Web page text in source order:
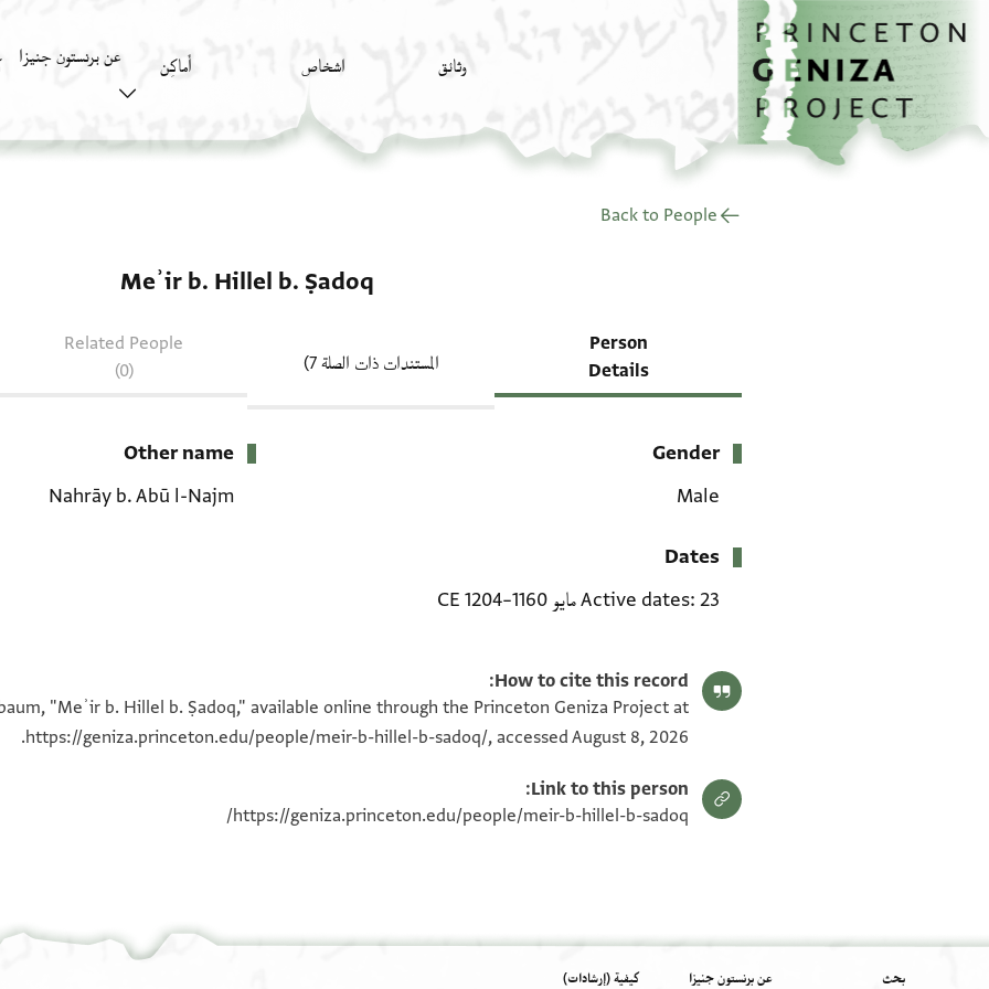
تخطي إلى المحتوى الرئيسي
الصفحة الرئيسية
وثائق اشخاص أَماكِن عن برنستون جنيزا
Back to People
Meʾir b. Hillel b. Ṣadoq
Person
Details
المستندات ذات الصلة 7)
Related People
(0)
بيانات التعريف
Gender
Male
Dates
Active dates 23 مايو 1160–1204 CE
Other name
Nahrāy b. Abū l-Najm
How to cite this record:
"Meʾir b. Hillel b. Ṣadoq," available online through the Princeton Geniza Project at
https://geniza.princeton.edu/people/meir-b-hillel-b-sadoq/, accessed August 8, 2026.
Link to this person:
https://geniza.princeton.edu/people/meir-b-hillel-b-sadoq/
بحث عن برنستون جنيزا كيفية (إرشادات)